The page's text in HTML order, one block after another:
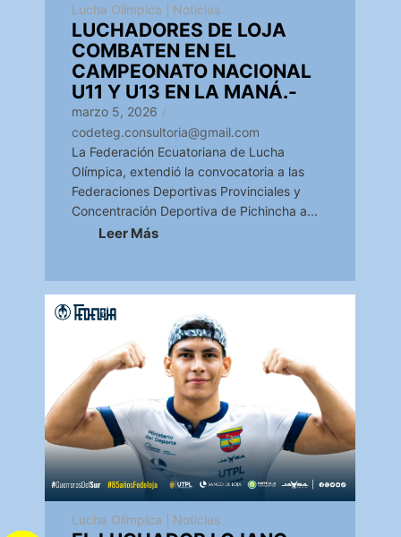
Lucha Olímpica Noticias
LUCHADORES DE LOJA
COMBATEN EN EL
CAMPEONATO NACIONAL
U11 Y U13 EN LA MANÁ.-
marzo 5, 2026 /
codeteg.consultoria@gmail.com
La Federación Ecuatoriana de Lucha
Olímpica, extendió la convocatoria a las
Federaciones Deportivas Provinciales y
Concentración Deportiva de Pichincha a...
Leer Más
Lucha Olímpica Noticias